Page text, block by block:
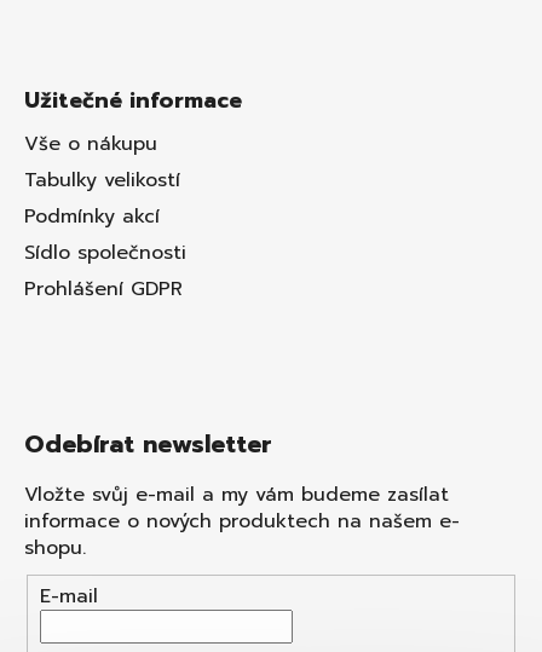
Užitečné informace
Vše o nákupu
Tabulky velikostí
Podmínky akcí
Sídlo společnosti
Prohlášení GDPR
Odebírat newsletter
Vložte svůj e-mail a my vám budeme zasílat
informace o nových produktech na našem e-
shopu.
E-mail